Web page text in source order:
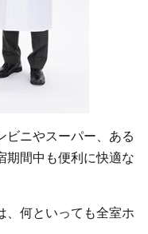
ビニやスーパー、ある
期間中も便利に快適な
、何といっても全室ホ